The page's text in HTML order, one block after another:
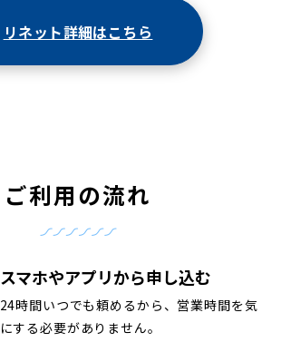
リネット詳細はこちら
ご利用の流れ
スマホやアプリから申し込む
24時間いつでも頼めるから、営業時間を気
にする必要がありません。